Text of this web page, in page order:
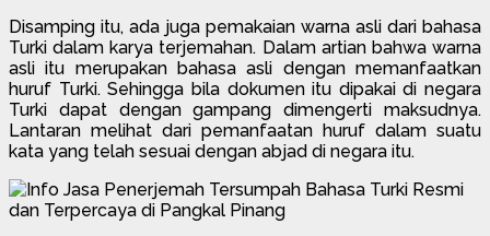
Disamping itu, ada juga pemakaian warna asli dari bahasa
Turki dalam karya terjemahan. Dalam artian bahwa warna
asli itu merupakan bahasa asli dengan memanfaatkan
huruf Turki. Sehingga bila dokumen itu dipakai di negara
Turki dapat dengan gampang dimengerti maksudnya.
Lantaran melihat dari pemanfaatan huruf dalam suatu
kata yang telah sesuai dengan abjad di negara itu.